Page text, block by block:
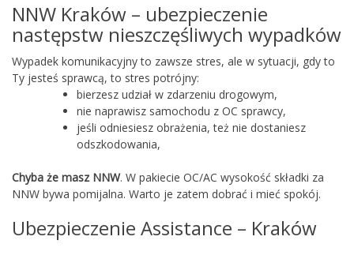
NNW Kraków – ubezpieczenie
następstw nieszczęśliwych wypadków
Wypadek komunikacyjny to zawsze stres, ale w sytuacji, gdy to
Ty jesteś sprawcą, to stres potrójny:
bierzesz udział w zdarzeniu drogowym,
nie naprawisz samochodu z OC sprawcy,
jeśli odniesiesz obrażenia, też nie dostaniesz
odszkodowania,
Chyba że masz NNW. W pakiecie OC/AC wysokość składki za
NNW bywa pomijalna. Warto je zatem dobrać i mieć spokój.
Ubezpieczenie Assistance – Kraków